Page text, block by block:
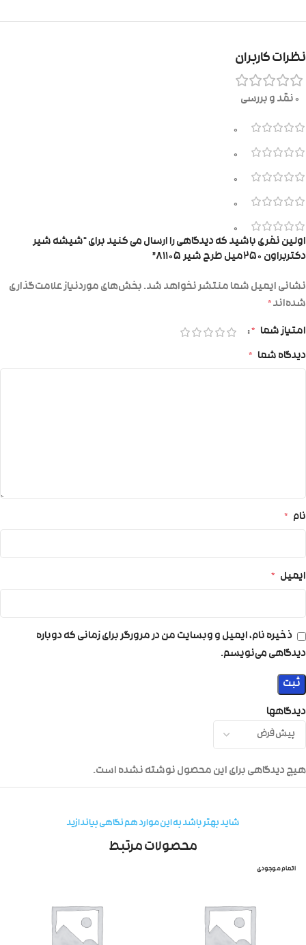
نظرات کاربران
0 نقد و بررسی
0
0
0
0
0
دیدگاهها
هیچ دیدگاهی برای این محصول نوشته نشده است.
اولین نفری باشید که دیدگاهی را ارسال می کنید برای “شیشه شیر
دکتربراون ۲۵۰میل طرح شیر ۸۱۱۰۵”
نشانی ایمیل شما منتشر نخواهد شد.بخش‌های موردنیاز علامت‌گذاری
شده‌اند*
امتیاز شما *
دیدگاه شما *
نام *
ایمیل *
ذخیره نام، ایمیل و وبسایت من در مرورگر برای زمانی که دوباره
دیدگاهی می‌نویسم.
شاید بهتر باشد به این موارد هم نگاهی بیاندازید
محصولات مرتبط
اتمام موجودی